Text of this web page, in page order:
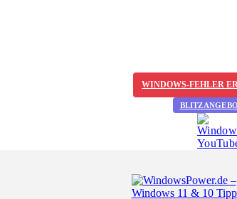
WINDOWS-FEHLER